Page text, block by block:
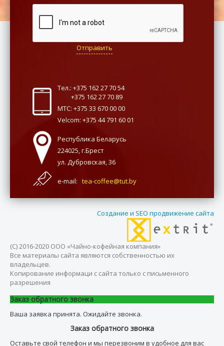
Отправить
Тел.: +375 162 27 70 54
+375 162 27 70 89
МТС: +375 33 670 00 00
Velcom: +375 44 791 60 01
Республика Беларусь
224025, г.Брест
ул. Дубровская, 36
e-mail: tea-coffee@tut.by
Создание и SEO продвижение сайта
(С) 2016-2020 ООО «Чайно-кофейная компания»
Все материалы сайта являются собственностью их
владельцев.
Копирование информаци с сайта только с письменного
разрешения
Заказ обратного звонка
Ваша заявка принята. Ожидайте звонка.
Заказ обратного звонка
Оставьте свой телефон и мы перезвоним в удобное для вас